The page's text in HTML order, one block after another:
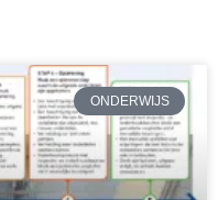
ONDERWIJS